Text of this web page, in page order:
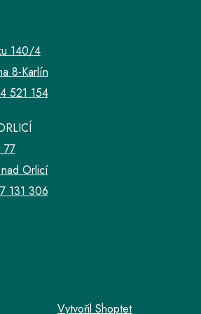
140/4
8-Karlín
521 154
77
Orlicí
131 306
Vytvořil Shoptet